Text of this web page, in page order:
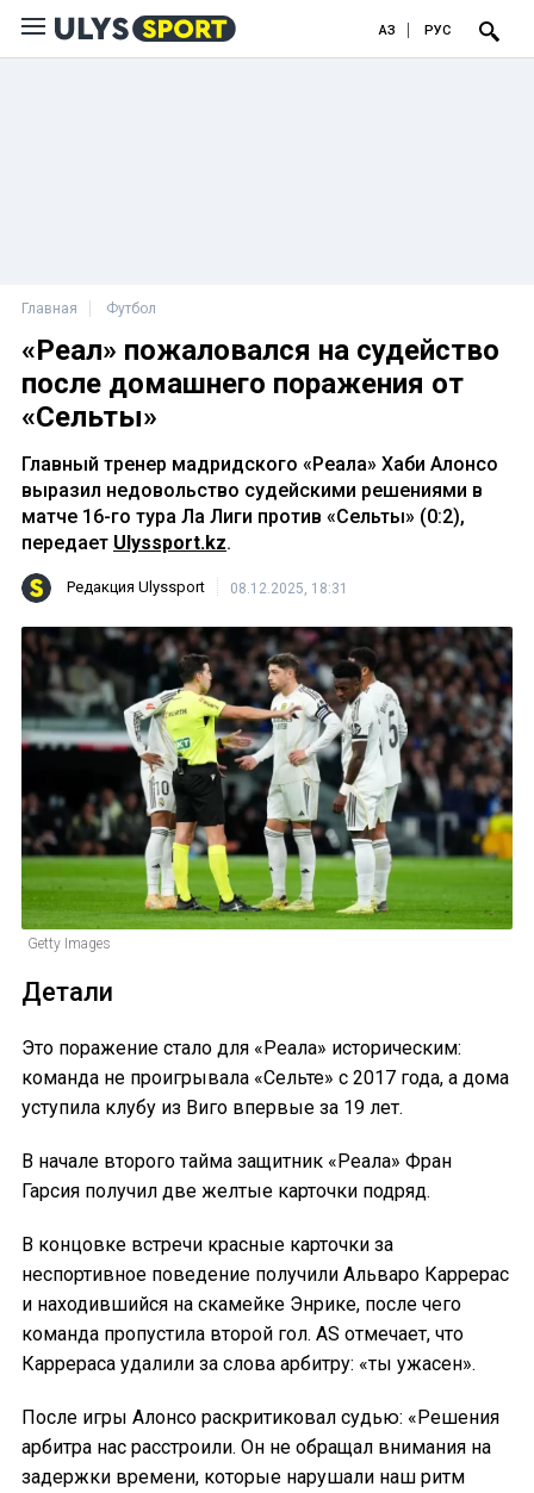
ҚАЗ РУС
Главная Футбол
«Реал» пожаловался на судейство
после домашнего поражения от
«Сельты»
Главный тренер мадридского «Реала» Хаби Алонсо
выразил недовольство судейскими решениями в
матче 16-го тура Ла Лиги против «Сельты» (0:2),
передает Ulyssport.kz.
Редакция Ulyssport 08.12.2025, 18:31
Getty Images
Детали
Это поражение стало для «Реала» историческим:
команда не проигрывала «Сельте» с 2017 года, а дома
уступила клубу из Виго впервые за 19 лет.
В начале второго тайма защитник «Реала» Фран
Гарсия получил две желтые карточки подряд.
В концовке встречи красные карточки за
неспортивное поведение получили Альваро Каррерас
и находившийся на скамейке Энрике, после чего
команда пропустила второй гол. AS отмечает, что
Каррераса удалили за слова арбитру: «ты ужасен».
После игры Алонсо раскритиковал судью: «Решения
арбитра нас расстроили. Он не обращал внимания на
задержки времени, которые нарушали наш ритм